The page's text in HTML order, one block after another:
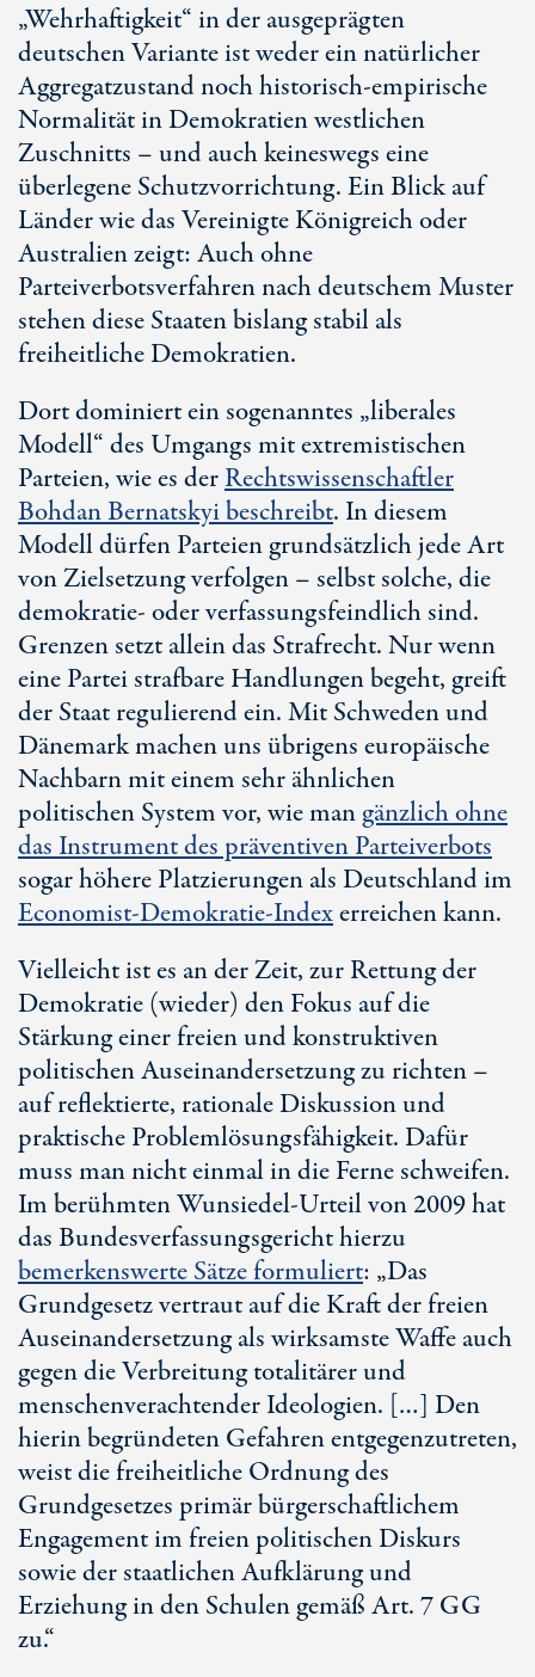
„Wehrhaftigkeit“ in der ausgeprägten
deutschen Variante ist weder ein natürlicher
Aggregatzustand noch historisch-empirische
Normalität in Demokratien westlichen
Zuschnitts – und auch keineswegs eine
überlegene Schutzvorrichtung. Ein Blick auf
Länder wie das Vereinigte Königreich oder
Australien zeigt: Auch ohne
Parteiverbotsverfahren nach deutschem Muster
stehen diese Staaten bislang stabil als
freiheitliche Demokratien.
Dort dominiert ein sogenanntes „liberales
Modell“ des Umgangs mit extremistischen
Parteien, wie es derRechtswissenschaftler
Bohdan Bernatskyi beschreibt. In diesem
Modell dürfen Parteien grundsätzlich jede Art
von Zielsetzung verfolgen – selbst solche, die
demokratie- oder verfassungsfeindlich sind.
Grenzen setzt allein das Strafrecht. Nur wenn
eine Partei strafbare Handlungen begeht, greift
der Staat regulierend ein. Mit Schweden und
Dänemark machen uns übrigens europäische
Nachbarn mit einem sehr ähnlichen
politischen System vor, wie mangänzlich ohne
das Instrument des präventiven Parteiverbots
sogar höhere Platzierungen als Deutschland im
Economist-Demokratie-Indexerreichen kann.
Vielleicht ist es an der Zeit, zur Rettung der
Demokratie (wieder) den Fokus auf die
Stärkung einer freien und konstruktiven
politischen Auseinandersetzung zu richten –
auf reflektierte, rationale Diskussion und
praktische Problemlösungsfähigkeit. Dafür
muss man nicht einmal in die Ferne schweifen.
Im berühmten Wunsiedel-Urteil von 2009 hat
das Bundesverfassungsgericht hierzu
bemerkenswerte Sätze formuliert: „Das
Grundgesetz vertraut auf die Kraft der freien
Auseinandersetzung als wirksamste Waffe auch
gegen die Verbreitung totalitärer und
menschenverachtender Ideologien. […] Den
hierin begründeten Gefahren entgegenzutreten,
weist die freiheitliche Ordnung des
Grundgesetzes primär bürgerschaftlichem
Engagement im freien politischen Diskurs
sowie der staatlichen Aufklärung und
Erziehung in den Schulen gemäßArt. 7 GG
zu.“